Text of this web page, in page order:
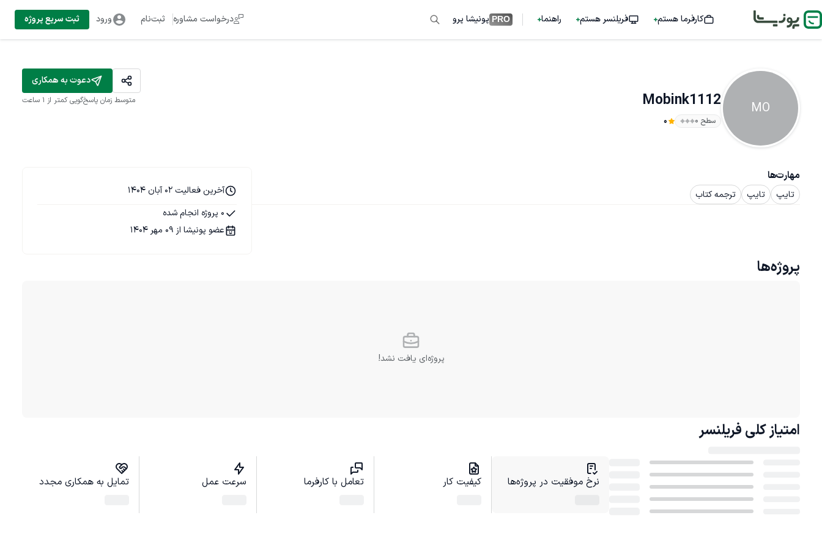
کارفرما هستم فریلنسر هستم راهنما PRO پونیشا پرو درخواست مشاوره ثبت‌نام ورود ثبت سریع پروژه
MO
Mobink1112
سطح ۰ 0
دعوت به همکاری
متوسط زمان پاسخ‌گویی کمتر از 1 ساعت
مهارت‌ها
تایپ تایپ ترجمه کتاب
آخرین فعالیت 02 آبان 1404
0 پروژه انجام شده
عضو پونیشا از 09 مهر 1404
پروژه‌ها
پروژه‌ای یافت نشد!
امتیاز کلی فریلنسر
نرخ موفقیت در پروژه‌ها کیفیت کار تعامل با کارفرما سرعت عمل تمایل به همکاری مجدد